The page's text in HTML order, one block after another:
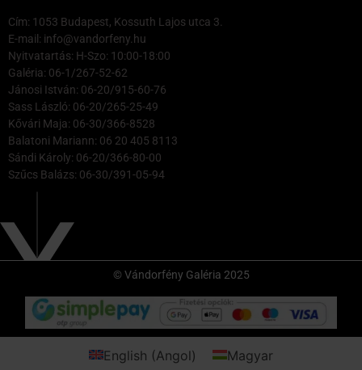
Cím: 1053 Budapest, Kossuth Lajos utca 3.
E-mail: info@vandorfeny.hu
Nyitvatartás: H-Szo: 10:00-18:00
Galéria: 06-1/267-52-62
Jánosi István: 06-20/915-60-76
Sass László: 06-20/265-25-49
Kővári Maja: 06-30/366-8528
Balatoni Mariann: 06 20 405 8113
Sándi Károly: 06-20/366-80-00
Szűcs Balázs: 06-30/391-05-94
© Vándorfény Galéria 2025
English (Angol) Magyar